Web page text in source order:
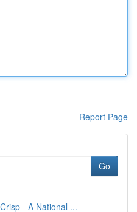
Report Page
Go
- A National ...